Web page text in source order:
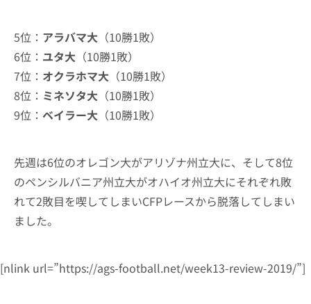
5位： アラバマ大 （10勝1敗）
6位： ユタ大 （10勝1敗）
7位： オクラホマ大 （10勝1敗）
8位： ミネソタ大 （10勝1敗）
9位： ベイラー大 （10勝1敗）
先週は6位のオレゴン大がアリゾナ州立大に、そして8位
のペンシルバニア州立大がオハイオ州立大にそれぞれ敗
れて2敗目を喫してしまいCFPレースから脱落してしまい
ました。
[nlink url=”https://ags-football.net/week13-review-2019/”]